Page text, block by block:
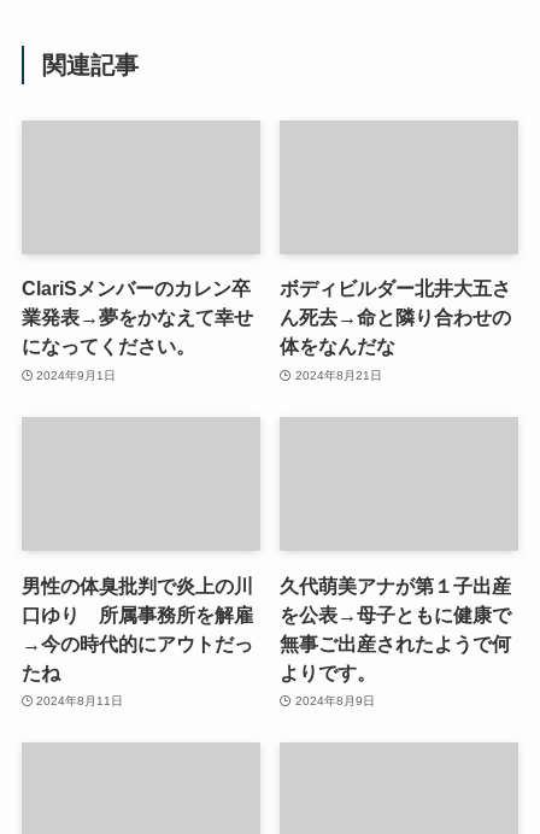
関連記事
ClariSメンバーのカレン卒
業発表→夢をかなえて幸せ
になってください。
2024年9月1日
ボディビルダー北井大五さ
ん死去→命と隣り合わせの
体をなんだな
2024年8月21日
男性の体臭批判で炎上の川
口ゆり 所属事務所を解雇
→今の時代的にアウトだっ
たね
2024年8月11日
久代萌美アナが第１子出産
を公表→母子ともに健康で
無事ご出産されたようで何
よりです。
2024年8月9日